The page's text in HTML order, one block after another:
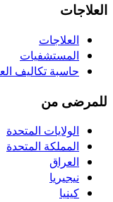
العلاجات
العلاجات
المستشفيات
حاسبة تكاليف
للمرضى من
الولايات المتحدة
المملكة المتحدة
العراق
نيجيريا
كينيا